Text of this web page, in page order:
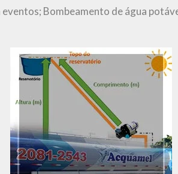
Bombeamento de água